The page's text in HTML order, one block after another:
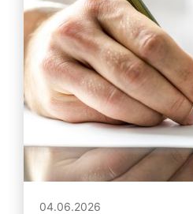
04.06.2026